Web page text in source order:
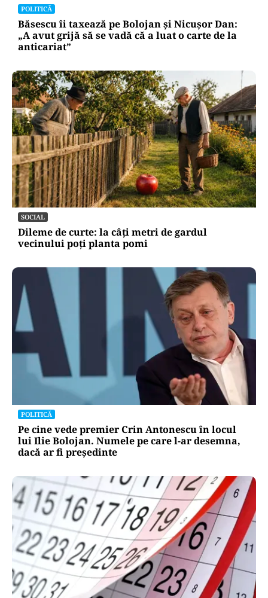
Alte Articole Importante
POLITICĂ
Băsescu îi taxează pe Bolojan și Nicușor Dan:
„A avut grijă să se vadă că a luat o carte de la
anticariat”
Dileme de curte: la câți metri de gardul
vecinului poți planta pomi
POLITICĂ